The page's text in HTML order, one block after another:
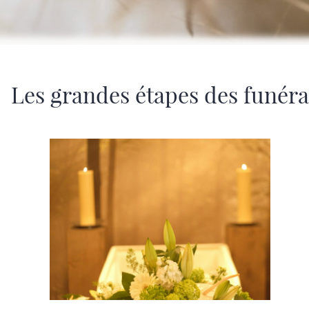
Les grandes étapes des